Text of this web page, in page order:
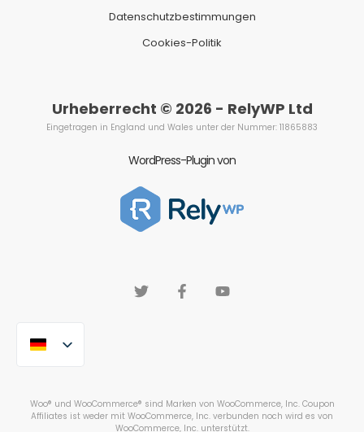
Datenschutzbestimmungen
Cookies-Politik
Urheberrecht © 2026 - RelyWP Ltd
Eingetragen in England und Wales unter der Nummer: 11865883
WordPress-Plugin von
Woo® und WooCommerce® sind Marken von WooCommerce, Inc. Coupon
Affiliates ist weder mit WooCommerce, Inc. verbunden noch wird es von
WooCommerce, Inc. unterstützt.